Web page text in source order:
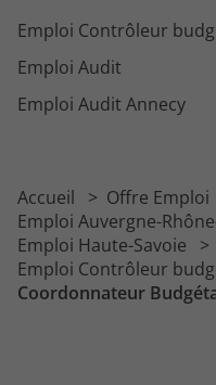
Emploi Contrôleur
Emploi Audit
Emploi Audit Annecy
Accueil
Offre Emploi
Emploi Auvergne-
Emploi Haute-Savoie
Emploi Contrôleur
Coordonnateur